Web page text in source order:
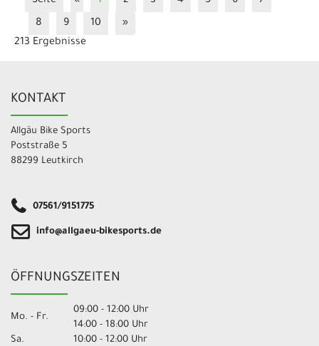
8
9 10
»
213 Ergebnisse
KONTAKT
Allgäu Bike Sports
Poststraße 5
88299 Leutkirch
07561/9151775
info@allgaeu-bikesports.de
ÖFFNUNGSZEITEN
Mo. - Fr.
09:00 - 12:00 Uhr
14:00 - 18:00 Uhr
Sa.
10:00 - 12:00 Uhr